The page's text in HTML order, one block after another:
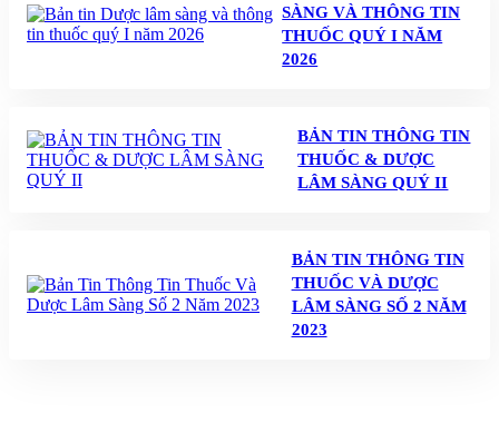
SÀNG VÀ THÔNG TIN
THUỐC QUÝ I NĂM
2026
BẢN TIN THÔNG TIN
THUỐC & DƯỢC
LÂM SÀNG QUÝ II
BẢN TIN THÔNG TIN
THUỐC VÀ DƯỢC
LÂM SÀNG SỐ 2 NĂM
2023